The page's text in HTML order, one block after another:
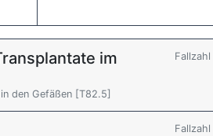
im
den Gefäßen [T82.5]